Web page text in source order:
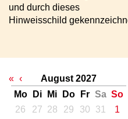
und durch dieses
Hinweisschild
« ‹
August 2027
Mo
Di Mi Do Fr Sa So
26
27 28 29 30 31
1